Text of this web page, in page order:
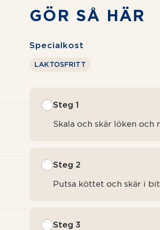
GÖR SÅ HÄR
Specialkost
LAKTOSFRITT
Steg 1
Skala och skär löken och
Steg 2
Putsa köttet och skär i
Steg 3